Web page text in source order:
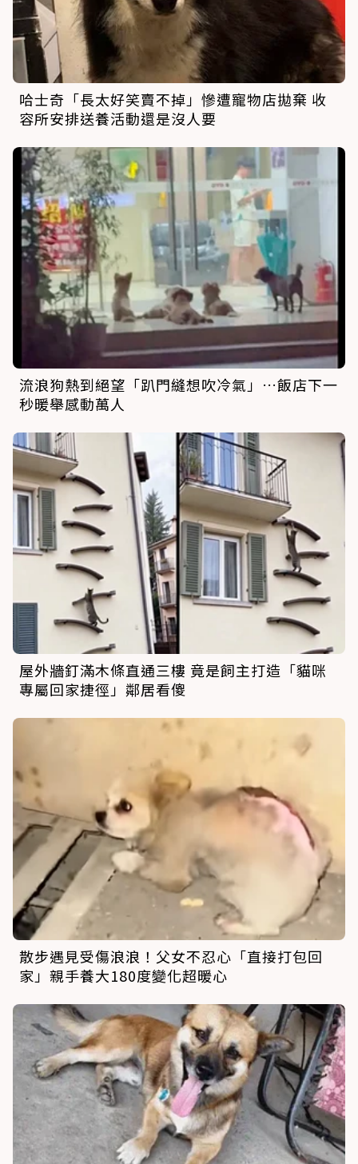
哈士奇「長太好笑賣不掉」慘遭寵物店拋棄 收
容所安排送養活動還是沒人要
流浪狗熱到絕望「趴門縫想吹冷氣」…飯店下一
秒暖舉感動萬人
屋外牆釘滿木條直通三樓 竟是飼主打造「貓咪
專屬回家捷徑」鄰居看傻
散步遇見受傷浪浪！父女不忍心「直接打包回
家」親手養大180度變化超暖心